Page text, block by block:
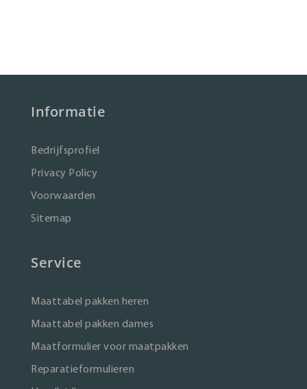
Informatie
Bedrijfsprofiel
Privacy Policy
Voorwaarden
Sitemap
Service
Maattabel pakken heren
Maattabel pakken dames
Maatformulier voor maatpakken
Reparatieformulieren